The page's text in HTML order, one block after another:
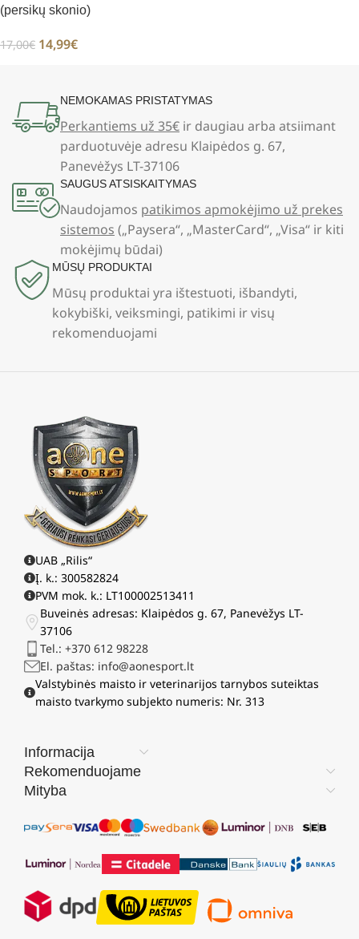
(persikų skonio)
17,00€ 14,99€
NEMOKAMAS PRISTATYMAS
Perkantiems už 35€ ir daugiau arba atsiimant
parduotuvėje adresu Klaipėdos g. 67,
Panevėžys LT-37106
SAUGUS ATSISKAITYMAS
Naudojamos patikimos apmokėjimo už prekes
sistemos („Paysera“, „MasterCard“, „Visa“ ir kiti
mokėjimų būdai)
MŪSŲ PRODUKTAI
Mūsų produktai yra ištestuoti, išbandyti,
kokybiški, veiksmingi, patikimi ir visų
rekomenduojami
UAB „Rilis“
Į. k.: 300582824
PVM mok. k.: LT100002513411
Buveinės adresas: Klaipėdos g. 67, Panevėžys LT-
37106
Tel.: +370 612 98228
El. paštas: info@aonesport.lt
Valstybinės maisto ir veterinarijos tarnybos suteiktas
maisto tvarkymo subjekto numeris: Nr. 313
Informacija
Rekomenduojame
Mityba